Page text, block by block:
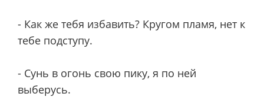
- Как же тебя избавить? Кругом пламя, нет к
тебе подступу.
- Сунь в огонь свою пику, я по ней
выберусь.